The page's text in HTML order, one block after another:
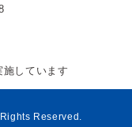
しています
Reserved.